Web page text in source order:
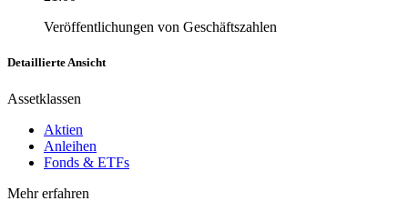
Veröffentlichungen von Geschäftszahlen
Detaillierte Ansicht
Assetklassen
Aktien
Anleihen
Fonds & ETFs
Mehr erfahren